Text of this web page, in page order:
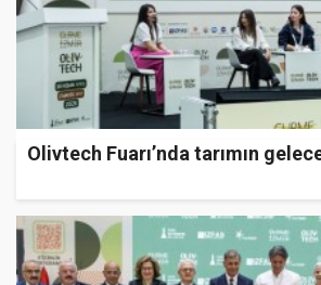
Olivtech Fuarı’nda tarımın